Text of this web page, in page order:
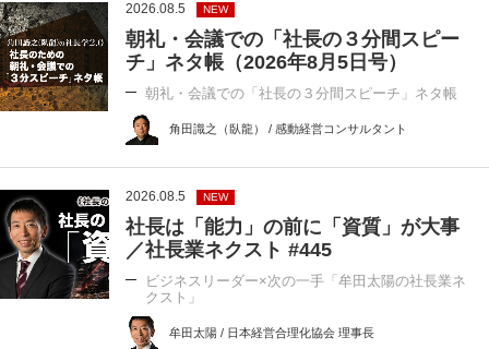
2026.08.5 NEW
朝礼・会議での「社長の３分間スピー
チ」ネタ帳（2026年8月5日号）
朝礼・会議での「社長の３分間スピーチ」ネタ帳
角田識之（臥龍） / 感動経営コンサルタント
2026.08.5 NEW
社長は「能力」の前に「資質」が大事
／社長業ネクスト #445
ビジネスリーダー×次の一手「牟田太陽の社長業ネ
クスト」
牟田太陽 / 日本経営合理化協会 理事長